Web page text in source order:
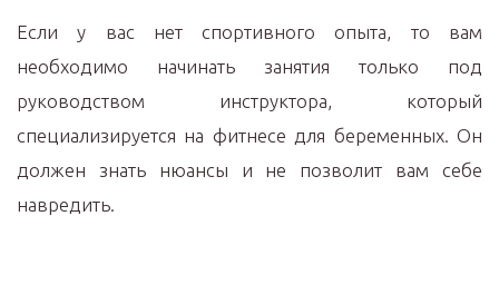
Если у вас нет спортивного опыта, то вам
необходимо начинать занятия только под
руководством инструктора, который
специализируется на фитнесе для беременных. Он
должен знать нюансы и не позволит вам себе
навредить.